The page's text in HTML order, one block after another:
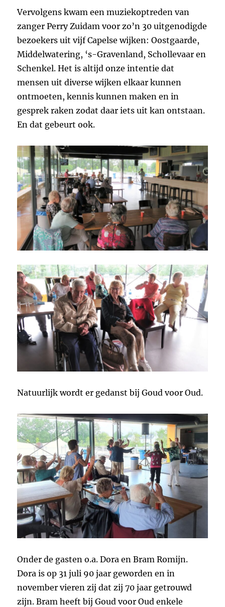
Vervolgens kwam een muziekoptreden van
zanger Perry Zuidam voor zo’n 30 uitgenodigde
bezoekers uit vijf Capelse wijken: Oostgaarde,
Middelwatering, ‘s-Gravenland, Schollevaar en
Schenkel. Het is altijd onze intentie dat
mensen uit diverse wijken elkaar kunnen
ontmoeten, kennis kunnen maken en in
gesprek raken zodat daar iets uit kan ontstaan.
En dat gebeurt ook.
Natuurlijk wordt er gedanst bij Goud voor Oud.
Onder de gasten o.a. Dora en Bram Romijn.
Dora is op 31 juli 90 jaar geworden en in
november vieren zij dat zij 70 jaar getrouwd
zijn. Bram heeft bij Goud voor Oud enkele